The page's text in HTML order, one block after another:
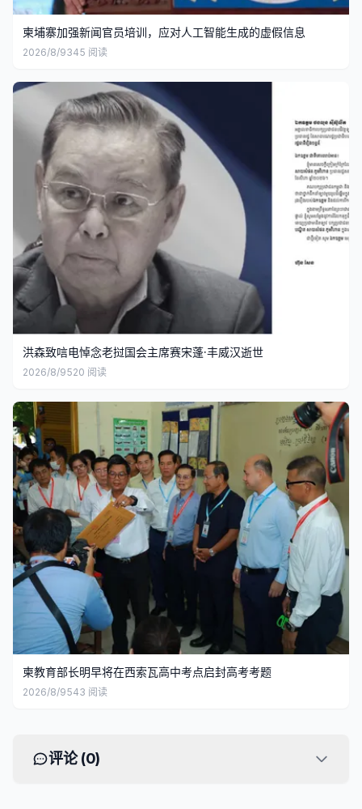
柬埔寨加强新闻官员培训，应对人工智能生成的虚假信息
2026/8/9345 阅读
洪森致唁电悼念老挝国会主席赛宋蓬·丰威汉逝世
2026/8/9520 阅读
柬教育部长明早将在西索瓦高中考点启封高考考题
2026/8/9543 阅读
评论 (0)